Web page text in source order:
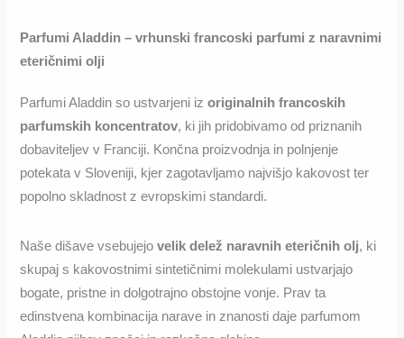
Parfumi Aladdin – vrhunski francoski parfumi z naravnimi
eteričnimi olji
Parfumi Aladdin so ustvarjeni izoriginalnih francoskih
parfumskih koncentratov, ki jih pridobivamo od priznanih
dobaviteljev v Franciji. Končna proizvodnja in polnjenje
potekata v Sloveniji, kjer zagotavljamo najvišjo kakovost ter
popolno skladnost z evropskimi standardi.
Naše dišave vsebujejovelik delež naravnih eteričnih olj, ki
skupaj s kakovostnimi sintetičnimi molekulami ustvarjajo
bogate, pristne in dolgotrajno obstojne vonje. Prav ta
edinstvena kombinacija narave in znanosti daje parfumom